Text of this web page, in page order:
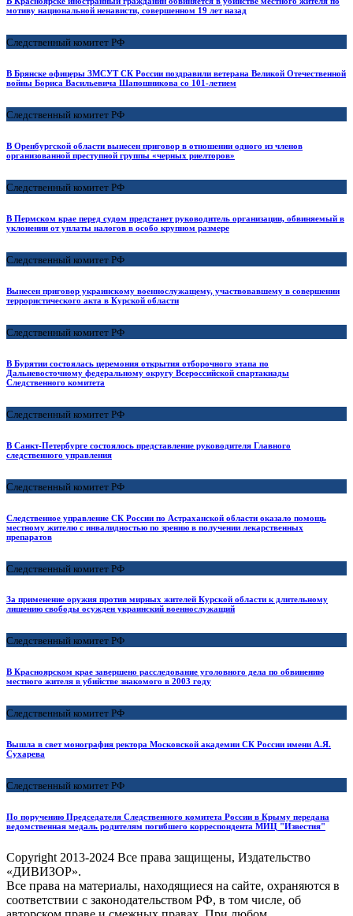
мотиву национальной ненависти, совершенном 19 лет назад
Следственный комитет РФ
В Брянске офицеры ЗМСУТ СК России поздравили ветерана Великой Отечественной
войны Бориса Васильевича Шапошникова со 101-летием
Следственный комитет РФ
В Оренбургской области вынесен приговор в отношении одного из членов
организованной преступной группы «черных риелторов»
Следственный комитет РФ
В Пермском крае перед судом предстанет руководитель организации, обвиняемый в
уклонении от уплаты налогов в особо крупном размере
Следственный комитет РФ
Вынесен приговор украинскому военнослужащему, участвовавшему в совершении
террористического акта в Курской области
Следственный комитет РФ
В Бурятии состоялась церемония открытия отборочного этапа по
Дальневосточному федеральному округу Всероссийской спартакиады
Следственного комитета
Следственный комитет РФ
В Санкт-Петербурге состоялось представление руководителя Главного
следственного управления
Следственный комитет РФ
Следственное управление СК России по Астраханской области оказало помощь
местному жителю с инвалидностью по зрению в получении лекарственных
препаратов
Следственный комитет РФ
За применение оружия против мирных жителей Курской области к длительному
лишению свободы осужден украинский военнослужащий
Следственный комитет РФ
В Красноярском крае завершено расследование уголовного дела по обвинению
местного жителя в убийстве знакомого в 2003 году
Следственный комитет РФ
Вышла в свет монография ректора Московской академии СК России имени А.Я.
Сухарева
Следственный комитет РФ
По поручению Председателя Следственного комитета России в Крыму передана
ведомственная медаль родителям погибшего корреспондента МИЦ "Известия"
Copyright 2013-2024 Все права защищены, Издательство
«ДИВИЗОР».
Все права на материалы, находящиеся на сайте, охраняются в
соответствии с законодательством РФ, в том числе, об